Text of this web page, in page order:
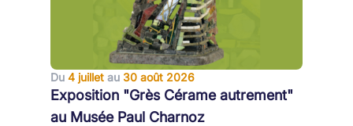
Du 4 juillet au 30 août 2026
Exposition "Grès Cérame autrement"
au Musée Paul Charnoz